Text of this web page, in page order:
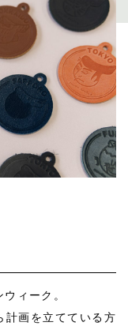
ィーク。
計画を立てている方